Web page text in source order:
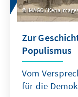
IMAGO / Kena
Zur
Populismus
Vom
für die